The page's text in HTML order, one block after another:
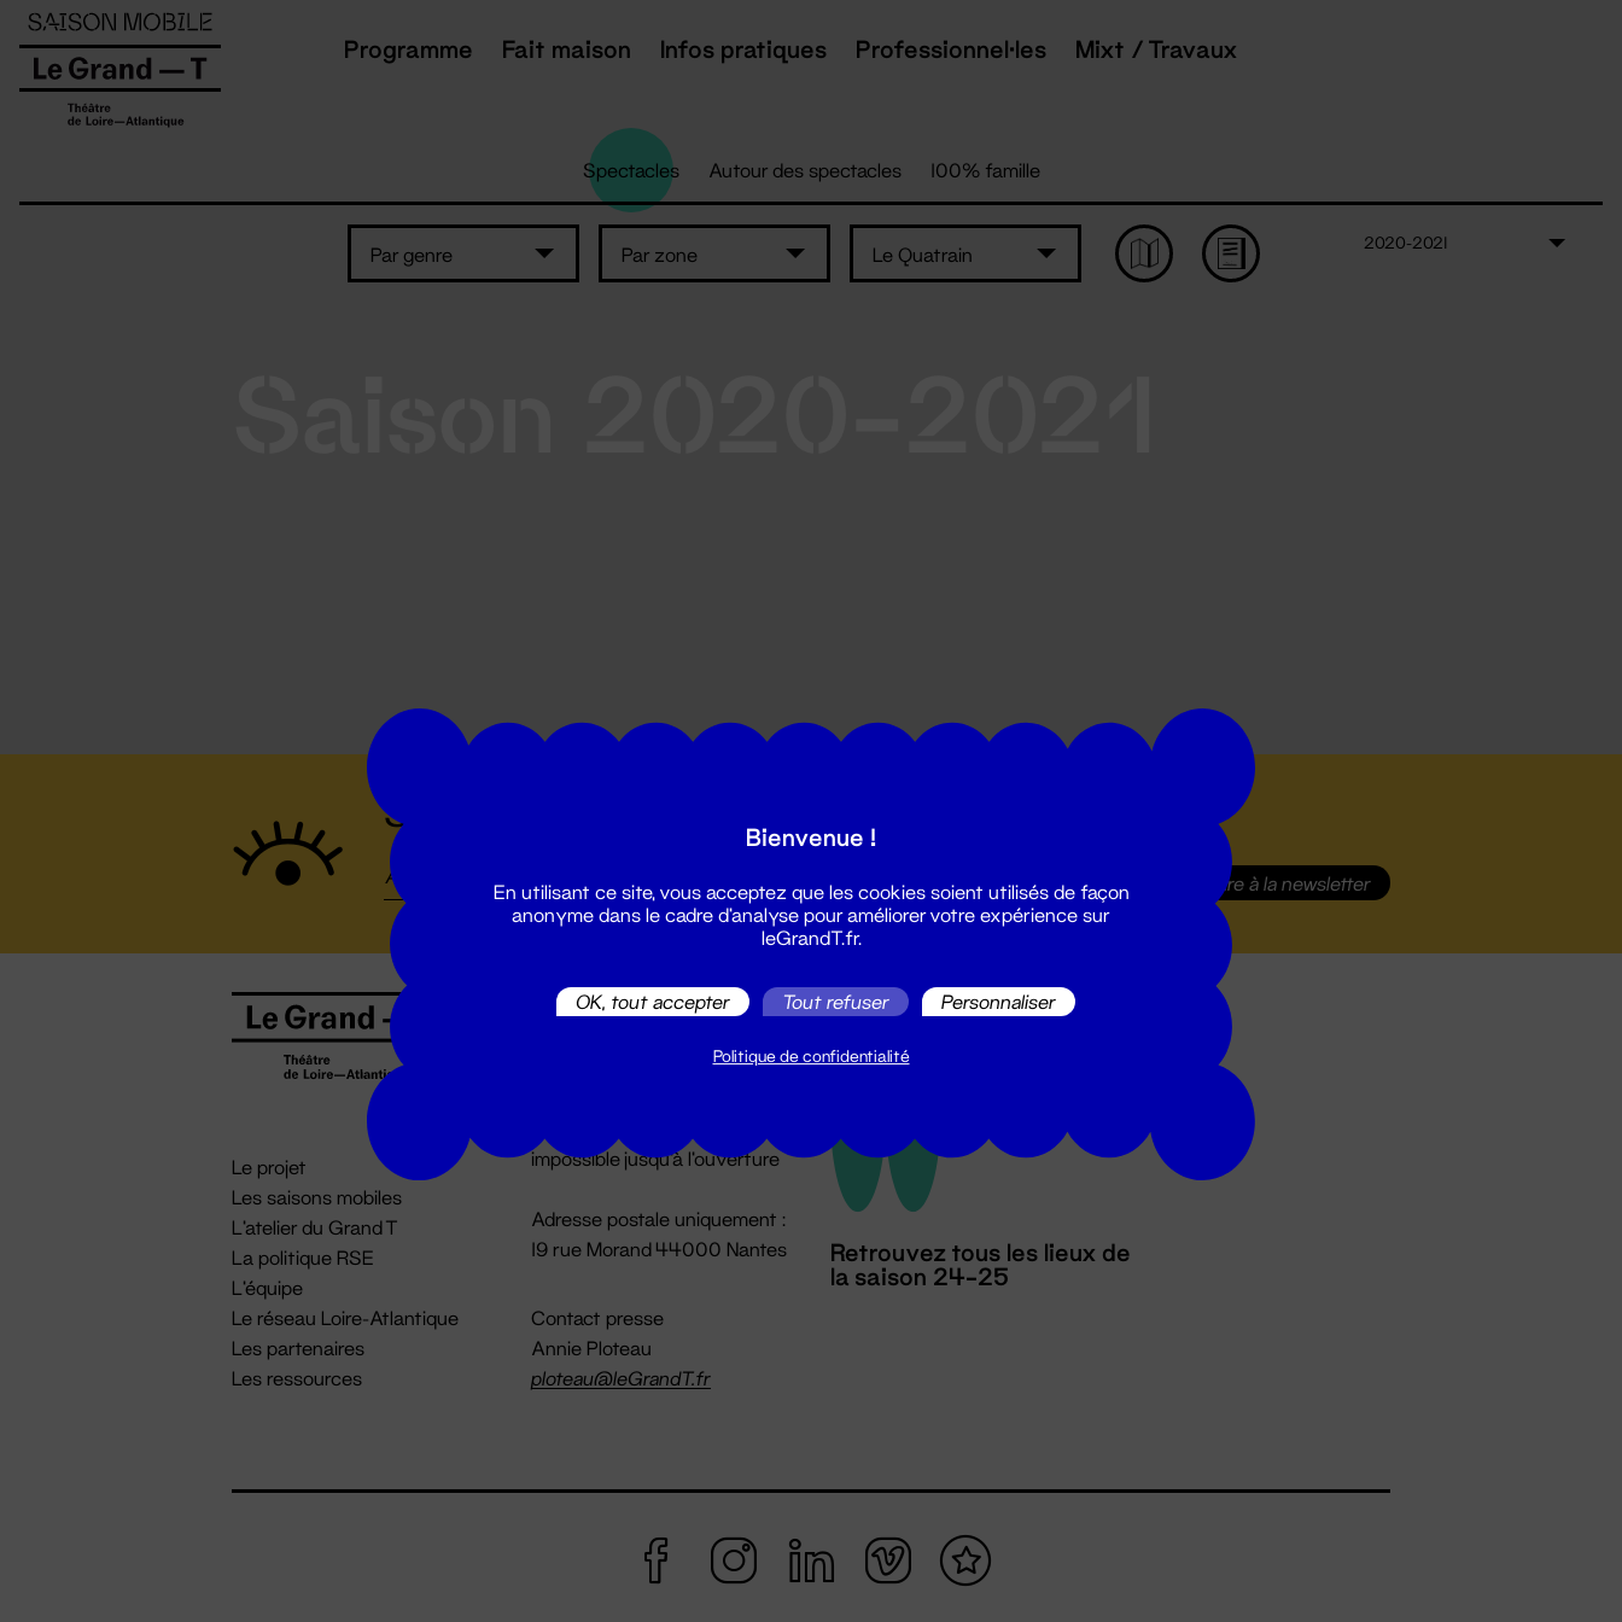
Programme Fait maison Infos pratiques Professionnel·les Mixt / Travaux
Spectacles Autour des spectacles 100% famille
Par genre Par zone Le Quatrain
2020-2021
Suivez toutes les actualités du Grand T :
S'inscrire à la newsletter
Le projet
Les saisons mobiles
L'atelier du Grand T
La politique RSE
L'équipe
Le réseau Loire-Atlantique
Les partenaires
Les ressources
Billetterie
billetterie@leGrandT.fr
impossible jusqu'à l'ouverture
Adresse postale uniquement :
19 rue Morand 44000 Nantes
Contact presse
Annie Ploteau
ploteau@leGrandT.fr
Retrouvez tous les lieux de
la saison 24-25
Panneau de gestion des cookies
Bienvenue !
En utilisant ce site, vous acceptez que les cookies soient utilisés de façon
anonyme dans le cadre d'analyse pour améliorer votre expérience sur
leGrandT.fr.
OK, tout accepter Tout refuser Personnaliser
Politique de confidentialité